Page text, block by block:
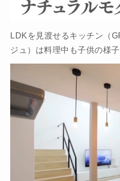
LDKを見渡せるキッチン（
ジュ）は料理中も子供の様